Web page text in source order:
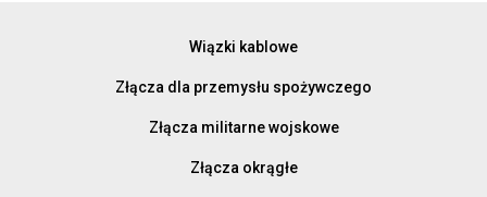
Wiązki kablowe
Złącza dla przemysłu spożywczego
Złącza militarne wojskowe
Złącza okrągłe